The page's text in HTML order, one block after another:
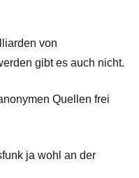
von
gibt es auch nicht.
Quellen frei
ja wohl an der